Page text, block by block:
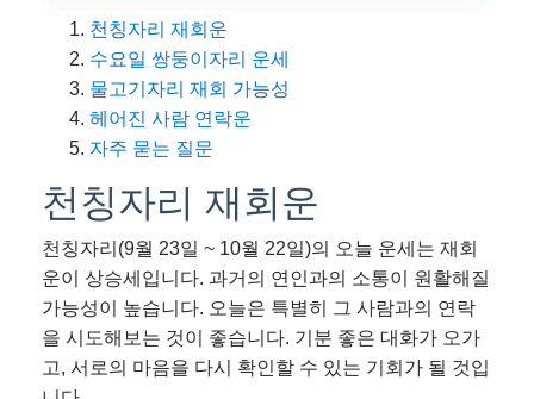
천칭자리 재회운
수요일 쌍둥이자리 운세
물고기자리 재회 가능성
헤어진 사람 연락운
자주 묻는 질문
천칭자리 재회운
천칭자리(9월 23일 ~ 10월 22일)의 오늘 운세는 재회
운이 상승세입니다. 과거의 연인과의 소통이 원활해질
가능성이 높습니다. 오늘은 특별히 그 사람과의 연락
을 시도해보는 것이 좋습니다. 기분 좋은 대화가 오가
고, 서로의 마음을 다시 확인할 수 있는 기회가 될 것입